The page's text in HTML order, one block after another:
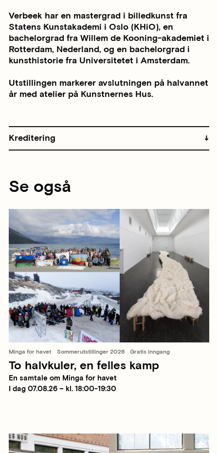
Verbeek har en mastergrad i billedkunst fra
Statens Kunstakademi i Oslo (KHiO), en
bachelorgrad fra Willem de Kooning-akademiet i
Rotterdam, Nederland, og en bachelorgrad i
kunsthistorie fra Universitetet i Amsterdam.
Utstillingen markerer avslutningen på halvannet
år med atelier på Kunstnernes Hus.
Kreditering
Se også
Minga for havet Sommerutstillinger 2026 Gratis inngang
To halvkuler, en felles kamp
En samtale om Minga for havet
I dag 07.08.26 – kl. 18:00-19:30